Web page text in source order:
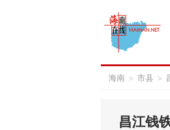
海南 > 市县 >
昌江钱